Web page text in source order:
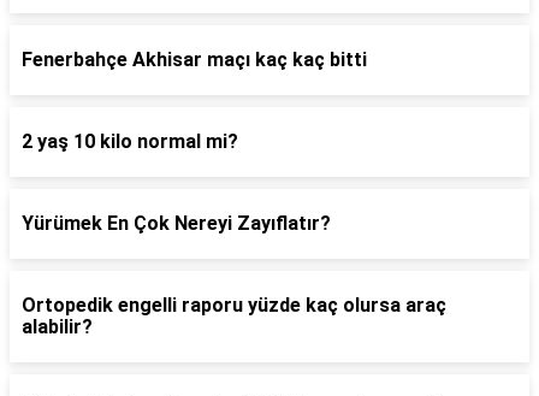
Fenerbahçe Akhisar maçı kaç kaç bitti
2 yaş 10 kilo normal mi?
Yürümek En Çok Nereyi Zayıflatır?
Ortopedik engelli raporu yüzde kaç olursa araç
alabilir?